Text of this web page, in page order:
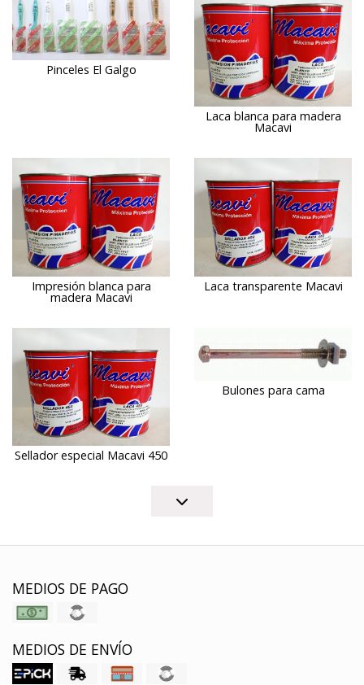
Pinceles El Galgo
Laca blanca para madera
Macavi
Impresión blanca para
madera Macavi
Laca transparente Macavi
Sellador especial Macavi 450
Bulones para cama
MEDIOS DE PAGO
MEDIOS DE ENVÍO